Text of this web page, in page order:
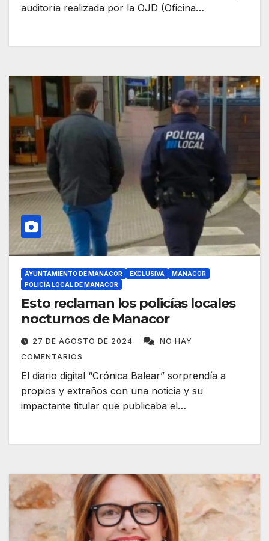
auditoría realizada por la OJD (Oficina…
AYUNTAMIENTO DE MANACOR EXCLUSIVA
MANACOR
POLICÍA LOCAL DE MANACOR
Esto reclaman los policías locales
nocturnos de Manacor
27 DE AGOSTO DE 2024
NO HAY
COMENTARIOS
El diario digital “Crónica Balear” sorprendía a
propios y extraños con una noticia y su
impactante titular que publicaba el…